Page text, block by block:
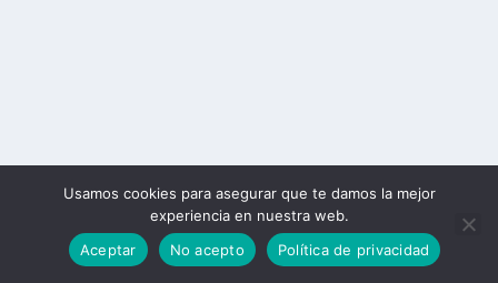
Usamos cookies para asegurar que te damos la mejor
experiencia en nuestra web.
Aceptar
No acepto Política de privacidad